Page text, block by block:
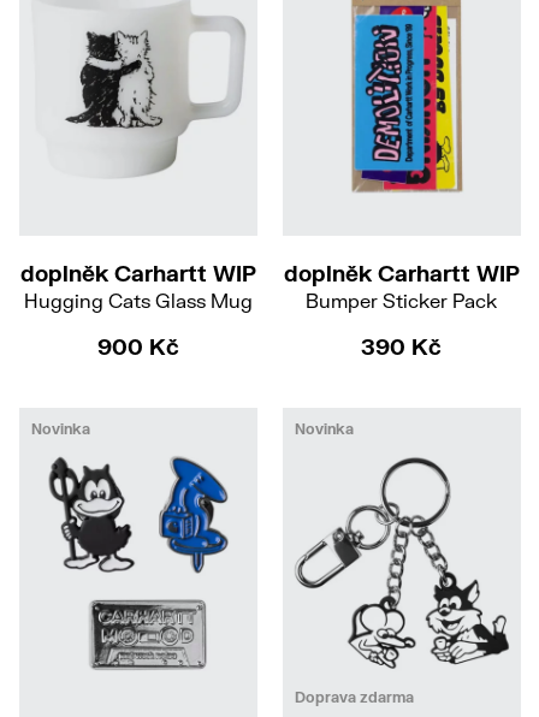
doplněk Carhartt WIP
Hugging Cats Glass Mug
900 Kč
doplněk Carhartt WIP
Bumper Sticker Pack
390 Kč
Novinka
Doprava zdarma
Novinka